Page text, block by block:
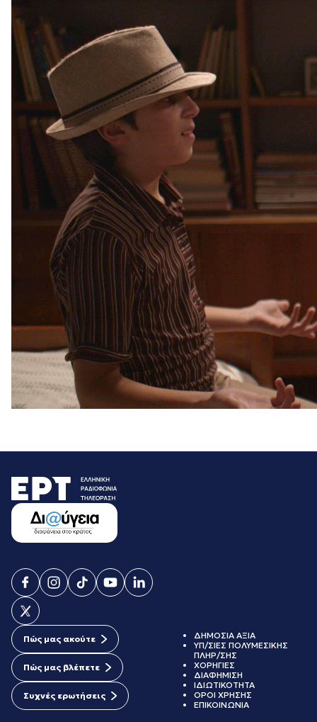
Πώς μας ακούτε
Πώς μας βλέπετε
Συχνές ερωτήσεις
ΔΗΜΟΣΙΑ ΑΞΙΑ
ΥΠ/ΣΙΕΣ ΠΟΛΥΜΕΣΙΚΗΣ
ΠΛΗΡ/ΣΗΣ
ΧΟΡΗΓΙΕΣ
ΔΙΑΦΗΜΙΣΗ
ΙΔΙΩΤΙΚΟΤΗΤΑ
ΟΡΟΙ ΧΡΗΣΗΣ
ΕΠΙΚΟΙΝΩΝΙΑ